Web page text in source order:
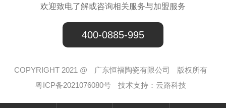
欢迎致电了解或咨询相关服务与加盟服务
400-0885-995
COPYRIGHT 2021 @ 广东恒福陶瓷有限公司
版权所有
粤ICP备2021076080号
技术支持： 云路科技